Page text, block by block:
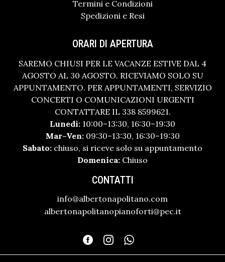
Termini e Condizioni
Spedizioni e Resi
ORARI DI APERTURA
SAREMO CHIUSI PER LE VACANZE ESTIVE DAL 4
AGOSTO AL 30 AGOSTO. RICEVIAMO SOLO SU
APPUNTAMENTO. PER APPUNTAMENTI, SERVIZIO
CONCERTI O COMUNICAZIONI URGENTI
CONTATTARE IL 338 8599621.
Lunedì: 10:00–13:30, 16:30–19:30
Mar–Ven:09:30–13:30, 16:30–19:30
Sabato: chiuso, si riceve solo su appuntamento
Domenica: Chiuso
CONTATTI
info@albertonapolitano.com
albertonapolitanopianoforti@pec.it